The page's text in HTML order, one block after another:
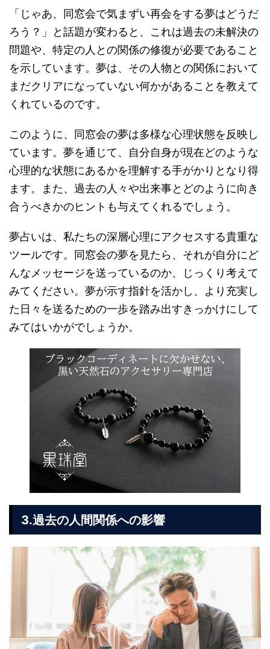
「じゃあ、同窓会で気まずい再会をする夢はどうだ
ろう？」と話題が変わると、これは過去の未解決の
問題や、特定の人との関係の修復が必要であること
を示しています。夢は、その人物との関係において
まだクリアになっていない何かがあることを教えて
くれているのです。
このように、同窓会の夢は多様な心理状態を反映し
ています。夢を通じて、自分自身が現在どのような
心理的な状態にあるかを理解する手がかりとなり得
ます。また、過去の人々や出来事とどのように向き
合うべきかのヒントも与えてくれるでしょう。
夢占いは、私たちの深層心理にアクセスする貴重な
ツールです。同窓会の夢を見たら、それが自分にど
んなメッセージを送っているのか、じっくり考えて
みてください。夢が示す指針を活かし、より充実し
た日々を送るための一歩を踏み出すきっかけにして
みてはいかがでしょうか。
3.過去の人間関係への影響